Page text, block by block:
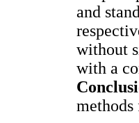
and
without
with a